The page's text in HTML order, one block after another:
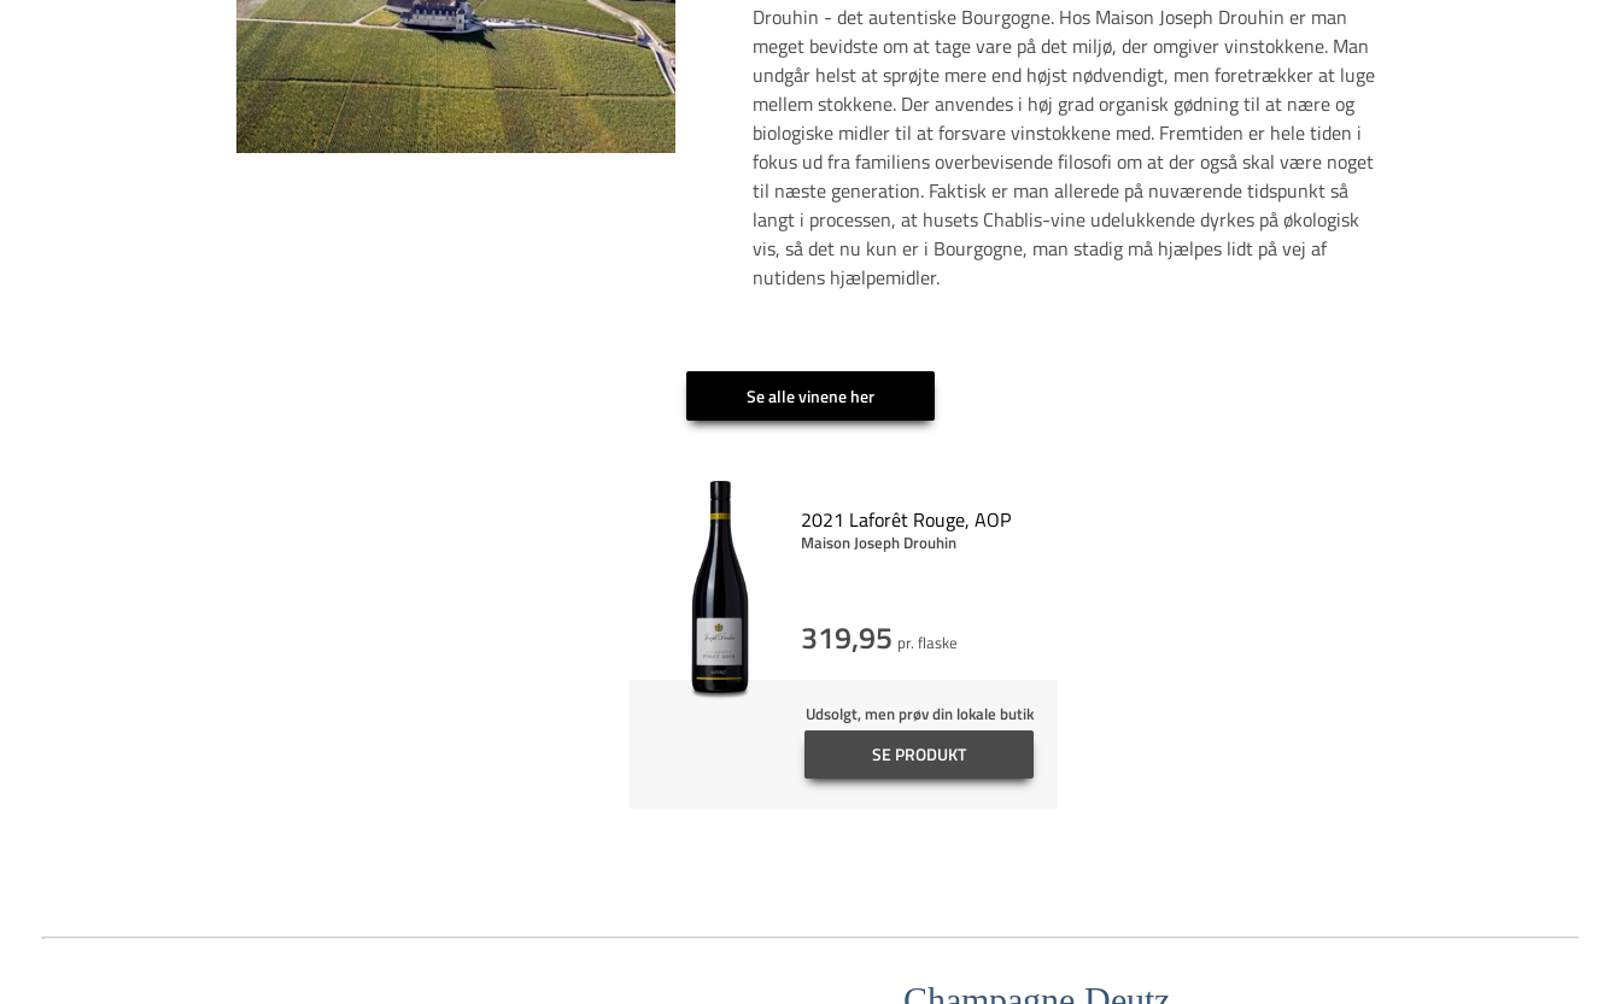
Drouhin - det autentiske Bourgogne. Hos Maison Joseph Drouhin er man
meget bevidste om at tage vare på det miljø, der omgiver vinstokkene. Man
undgår helst at sprøjte mere end højst nødvendigt, men foretrækker at luge
mellem stokkene. Der anvendes i høj grad organisk gødning til at nære og
biologiske midler til at forsvare vinstokkene med. Fremtiden er hele tiden i
fokus ud fra familiens overbevisende filosofi om at der også skal være noget
til næste generation. Faktisk er man allerede på nuværende tidspunkt så
langt i processen, at husets Chablis-vine udelukkende dyrkes på økologisk
vis, så det nu kun er i Bourgogne, man stadig må hjælpes lidt på vej af
nutidens hjælpemidler.
Se alle vinene her
2021 Laforêt Rouge, AOP
Maison Joseph Drouhin
319,95 pr. flaske
Udsolgt, men prøv din lokale butik
SE PRODUKT